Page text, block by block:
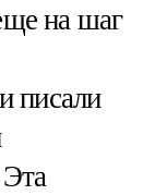
на шаг
писали